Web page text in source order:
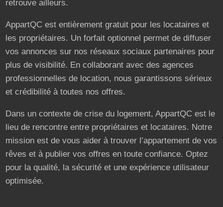
retrouve ailleurs.
AppartQC est entièrement gratuit pour les locataires et
les propriétaires. Un forfait optionnel permet de diffuser
vos annonces sur nos réseaux sociaux partenaires pour
plus de visibilité. En collaborant avec des agences
professionnelles de location, nous garantissons sérieux
et crédibilité à toutes nos offres.
Dans un contexte de crise du logement, AppartQC est le
lieu de rencontre entre propriétaires et locataires. Notre
mission est de vous aider à trouver l’appartement de vos
rêves et à publier vos offres en toute confiance. Optez
pour la qualité, la sécurité et une expérience utilisateur
optimisée.